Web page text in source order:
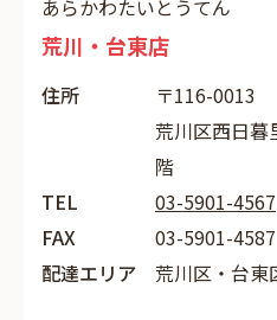
あらかわたいとうてん
荒川・台東店
住所
〒116-0013
荒川区西日暮
階
TEL
03-5901-4567
FAX
03-5901-4587
配達エリア
荒川区・台東